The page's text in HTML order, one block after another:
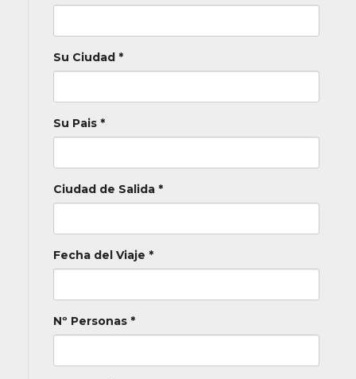
Su Ciudad *
Su Pais *
Ciudad de Salida *
Fecha del Viaje *
Nº Personas *